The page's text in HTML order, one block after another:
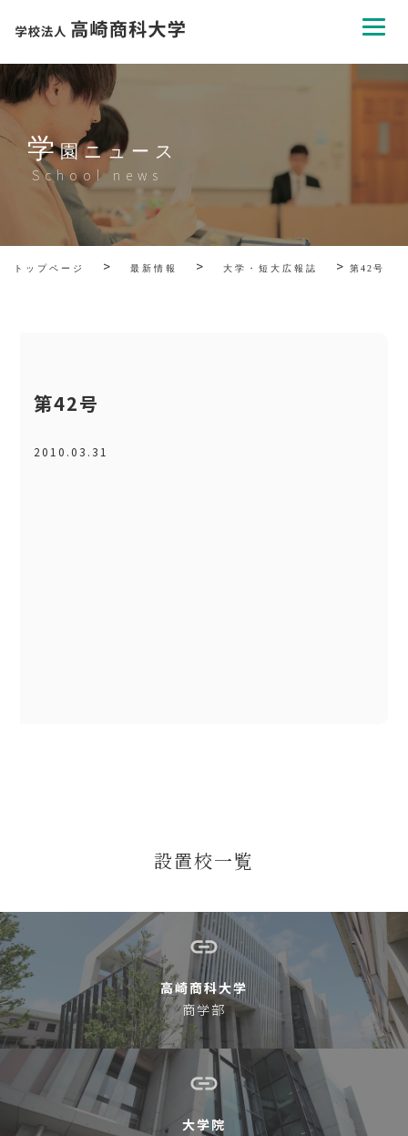
学園ニュース
School news
トップページ > 最新情報 > 大学・短大広報誌 > 第42号
第42号
2010.03.31
設置校一覧
高崎商科大学
商学部
大学院